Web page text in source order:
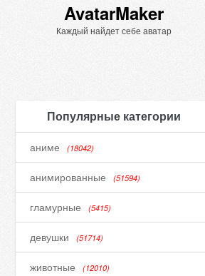
AvatarMaker
Каждый найдет себе аватар
Популярные категории
аниме (18042)
анимированные (51594)
гламурные (5415)
девушки (51714)
животные (12010)